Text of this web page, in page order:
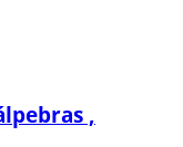
,